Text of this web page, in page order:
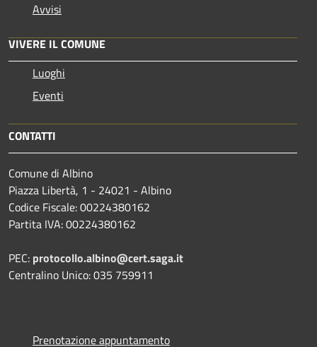
Avvisi
VIVERE IL COMUNE
Luoghi
Eventi
CONTATTI
Comune di Albino
Piazza Libertà, 1 - 24021 - Albino
Codice Fiscale: 00224380162
Partita IVA: 00224380162
PEC: protocollo.albino@cert.saga.it
Centralino Unico: 035 759911
Prenotazione appuntamento